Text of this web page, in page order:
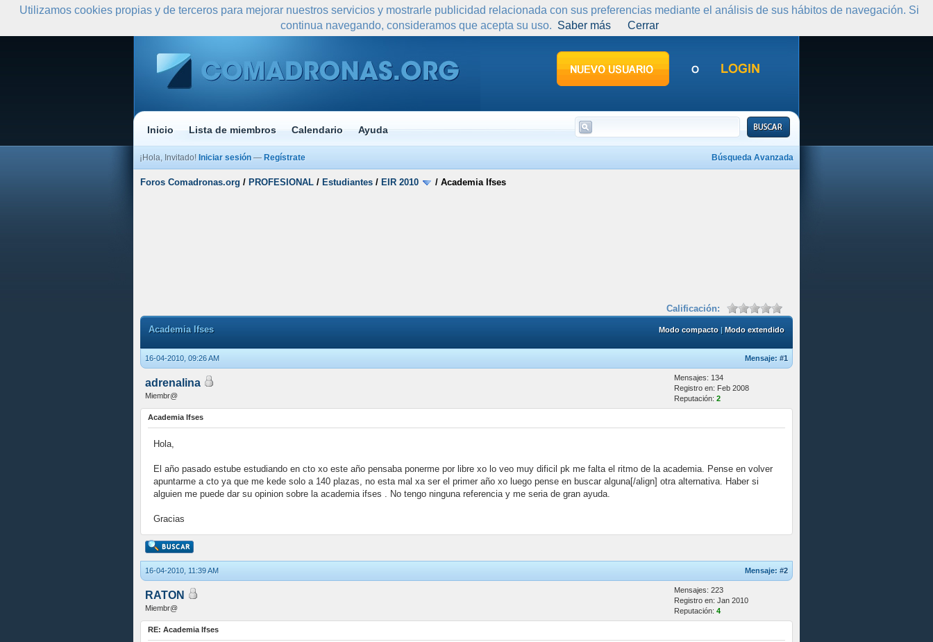
Inicio Lista de miembros Calendario Ayuda
Búsqueda Avanzada
¡Hola, Invitado! Iniciar sesión — Regístrate
Foros Comadronas.org / PROFESIONAL / Estudiantes / EIR 2010 / Academia Ifses
Calificación:
Modo compacto|Modo extendido
Academia Ifses
16-04-2010, 09:26 AM Mensaje: #1
adrenalina
Miembr@
Mensajes: 134
Registro en: Feb 2008
Reputación: 2
Academia Ifses
Hola,
El año pasado estube estudiando en cto xo este año pensaba ponerme por libre xo lo veo muy dificil pk me falta el ritmo de la academia. Pense en volver
apuntarme a cto ya que me kede solo a 140 plazas, no esta mal xa ser el primer año xo luego pense en buscar alguna[/align] otra alternativa. Haber si
alguien me puede dar su opinion sobre la academia ifses . No tengo ninguna referencia y me seria de gran ayuda.
Gracias
16-04-2010, 11:39 AM Mensaje: #2
RATON
Miembr@
Mensajes: 223
Registro en: Jan 2010
Reputación: 4
RE: Academia Ifses
Utilizamos cookies propias y de terceros para mejorar nuestros servicios y mostrarle publicidad relacionada con sus preferencias mediante el análisis de sus hábitos de navegación. Si
continua navegando, consideramos que acepta su uso. Saber más Cerrar